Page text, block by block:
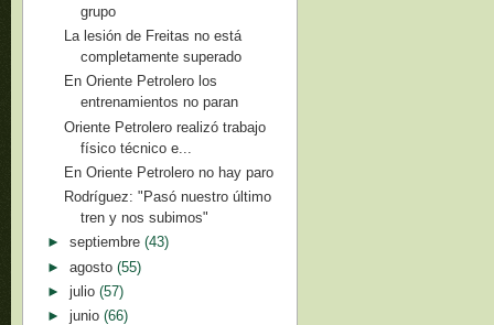
grupo
La lesión de Freitas no está
completamente superado
En Oriente Petrolero los
entrenamientos no paran
Oriente Petrolero realizó trabajo
físico técnico e...
En Oriente Petrolero no hay paro
Rodríguez: "Pasó nuestro último
tren y nos subimos"
► septiembre (43)
► agosto (55)
► julio (57)
► junio (66)